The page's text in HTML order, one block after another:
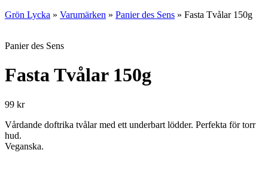
Grön Lycka » Varumärken » Panier des Sens » Fasta Tvålar 150g
Panier des Sens
Fasta Tvålar 150g
99 kr
Vårdande doftrika tvålar med ett underbart lödder. Perfekta för torr
hud.
Veganska.